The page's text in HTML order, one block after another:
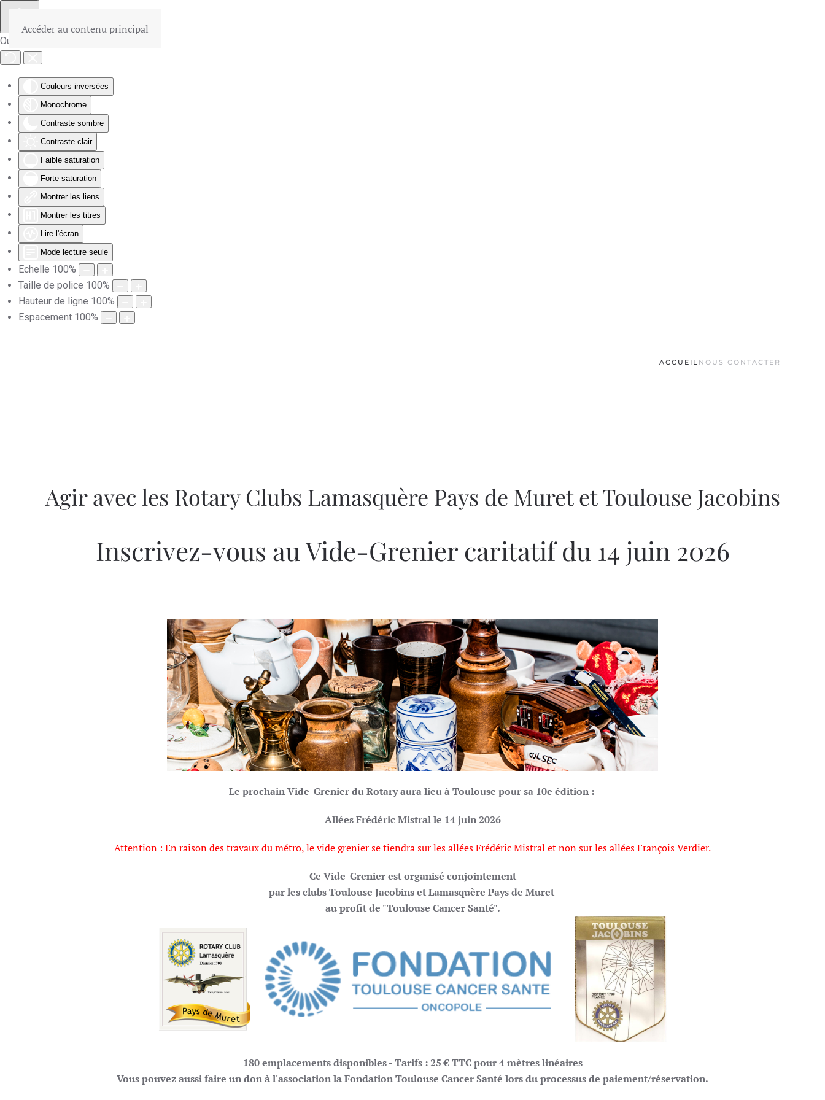
Outils d'accessibilité
Couleurs inversées
Monochrome
Contraste sombre
Contraste clair
Faible saturation
Forte saturation
Montrer les liens
Montrer les titres
Lire l'écran
Mode lecture seule
Echelle 100%
Taille de police 100%
Hauteur de ligne 100%
Espacement 100%
Accéder au contenu principal
ACCUEIL NOUS CONTACTER
Agir avec les Rotary Clubs Lamasquère Pays de Muret et Toulouse Jacobins
Inscrivez-vous au Vide-Grenier caritatif du 14 juin 2026
Le prochain Vide-Grenier du Rotary aura lieu à Toulouse pour sa 10e édition :
Allées Frédéric Mistral le 14 juin 2026
Attention : En raison des travaux du métro, le vide grenier se tiendra sur les allées Frédéric Mistral et non sur les allées François Verdier.
Ce Vide-Grenier est organisé conjointement
par les clubs Toulouse Jacobins et Lamasquère Pays de Muret
au profit de "Toulouse Cancer Santé".
180 emplacements disponibles - Tarifs : 25 € TTC pour 4 mètres linéaires
Vous pouvez aussi faire un don à l'association la Fondation Toulouse Cancer Santé lors du processus de paiement/réservation.